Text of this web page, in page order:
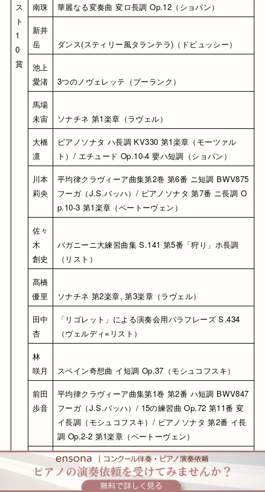
ス
ト
1
0
賞
南珠
華麗なる変奏曲 変ロ長調 Op.12（ショパン）
新井
岳
ダンス(スティリー風タランテラ)（ドビュッシー）
池上
愛渚
3つのノヴェレッテ（プーランク）
馬場
未宙
ソナチネ 第1楽章（ラヴェル）
大橋
凛
ピアノソナタ ハ長調 KV330 第1楽章（モーツァル
ト）/ エチュード Op.10-4 嬰ハ短調（ショパン）
川本
莉央
平均律クラヴィーア曲集第2巻 第6番 ニ短調 BWV875
フーガ（J.S.バッハ）/ ピアノソナタ 第7番 ニ長調 O
p.10-3 第1楽章（ベートーヴェン）
佐々
木
創史
パガニーニ大練習曲集 S.141 第5番「狩り」ホ長調
（リスト）
髙橋
優里
ソナチネ 第2楽章, 第3楽章（ラヴェル）
田中
杏
「リゴレット」による演奏会用パラフレーズ S.434
（ヴェルディ=リスト）
林
咲月
スペイン奇想曲 イ短調 Op.37（モシュコフスキ）
前田
歩音
平均律クラヴィーア曲集第1巻 第2番 ハ短調 BWV847
フーガ（J.S.バッハ）/ 15の練習曲 Op.72 第11番 変
イ長調（モシュコフスキ）/ ピアノソナタ 第2番 イ長
調 Op.2-2 第1楽章（ベートーヴェン）
吉岡
悠吾
パガニーニの主題による変奏曲（ベルコヴィチ）/ エ
チュード Op.25-1 変イ長調「エオリアンハープ」
（ショパン）